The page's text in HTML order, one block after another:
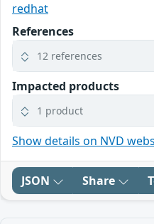
redhat
References
12 references
Impacted products
1 product
Show details on NVD
JSON Share